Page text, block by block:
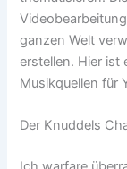
ganzen Welt
erstellen. Hier ist
Musikquellen für
Der Knuddels